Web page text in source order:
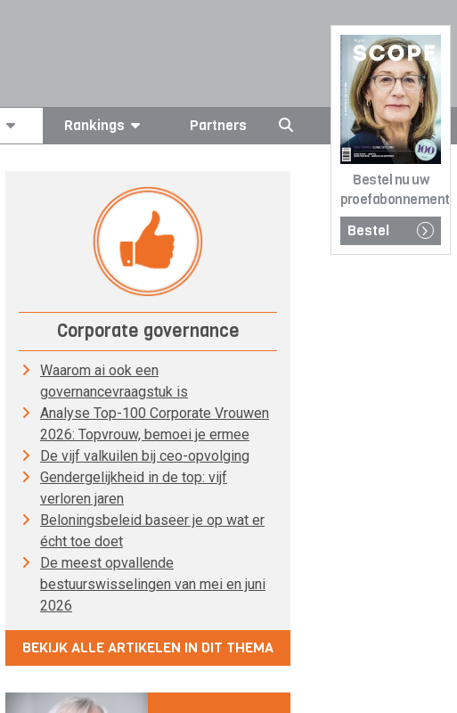
Bestel nu uw
proefabonnement
Bestel
Rankings Partners
Corporate governance
Waarom ai ook een
governancevraagstuk is
Analyse Top-100 Corporate Vrouwen
2026: Topvrouw, bemoei je ermee
De vijf valkuilen bij ceo-opvolging
Gendergelijkheid in de top: vijf
verloren jaren
Beloningsbeleid baseer je op wat er
écht toe doet
De meest opvallende
bestuurswisselingen van mei en juni
2026
BEKIJK ALLE ARTIKELEN IN DIT THEMA